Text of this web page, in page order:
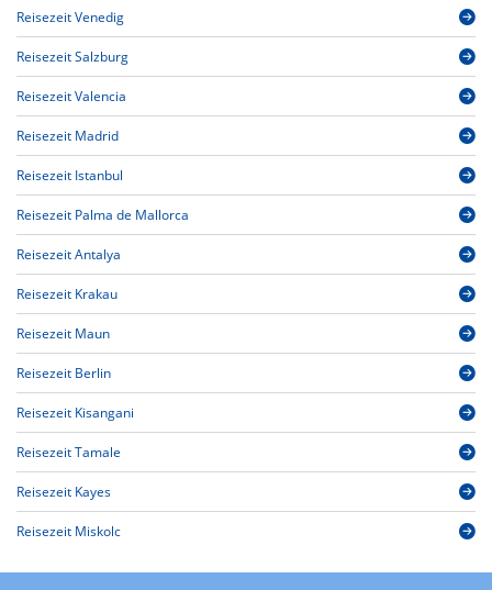
Reisezeit Venedig
Reisezeit Salzburg
Reisezeit Valencia
Reisezeit Madrid
Reisezeit Istanbul
Reisezeit Palma de Mallorca
Reisezeit Antalya
Reisezeit Krakau
Reisezeit Maun
Reisezeit Berlin
Reisezeit Kisangani
Reisezeit Tamale
Reisezeit Kayes
Reisezeit Miskolc